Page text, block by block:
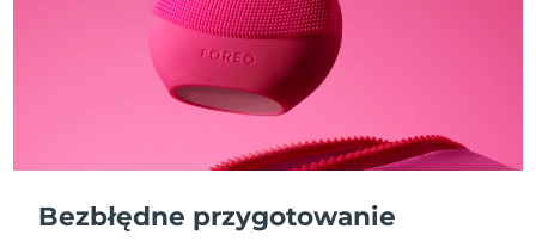
Bezbłędne przygotowanie
Oczekiwany czas dostawy
Oczekiwany czas dostawy
Portoryko
Oczekiwany czas dostawy
Oczekiwany czas dostawy